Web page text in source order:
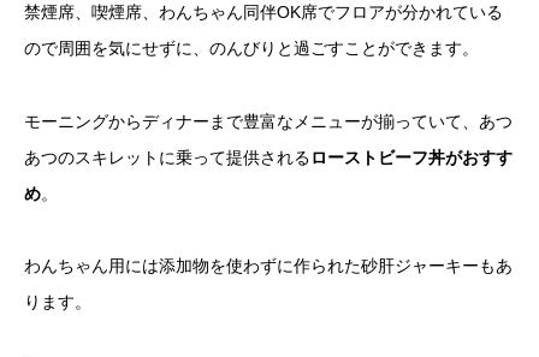
禁煙席、喫煙席、わんちゃん同伴OK席でフロアが分かれている
ので周囲を気にせずに、のんびりと過ごすことができます。
モーニングからディナーまで豊富なメニューが揃っていて、あつ
あつのスキレットに乗って提供されるローストビーフ丼がおすす
め。
わんちゃん用には添加物を使わずに作られた砂肝ジャーキーもあ
ります。